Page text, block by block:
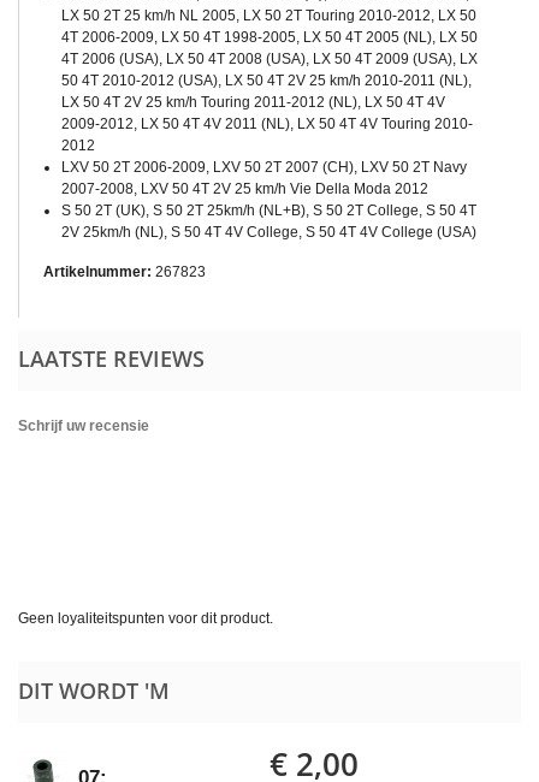
LX 50 2T 25 km/h NL 2005, LX 50 2T Touring 2010-2012, LX 50
4T 2006-2009, LX 50 4T 1998-2005, LX 50 4T 2005 (NL), LX 50
4T 2006 (USA), LX 50 4T 2008 (USA), LX 50 4T 2009 (USA), LX
50 4T 2010-2012 (USA), LX 50 4T 2V 25 km/h 2010-2011 (NL),
LX 50 4T 2V 25 km/h Touring 2011-2012 (NL), LX 50 4T 4V
2009-2012, LX 50 4T 4V 2011 (NL), LX 50 4T 4V Touring 2010-
2012
LXV 50 2T 2006-2009, LXV 50 2T 2007 (CH), LXV 50 2T Navy
2007-2008, LXV 50 4T 2V 25 km/h Vie Della Moda 2012
S 50 2T (UK), S 50 2T 25km/h (NL+B), S 50 2T College, S 50 4T
2V 25km/h (NL), S 50 4T 4V College, S 50 4T 4V College (USA)
Artikelnummer: 267823
LAATSTE REVIEWS
Schrijf uw recensie
Geen loyaliteitspunten voor dit product.
DIT WORDT 'M
€ 2,00